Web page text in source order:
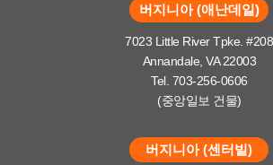
버지니아 (애난데일)
7023 Little River Tpke. #208
Annandale, VA 22003
Tel. 703-256-0606
(중앙일보 건물)
버지니아 (센터빌)